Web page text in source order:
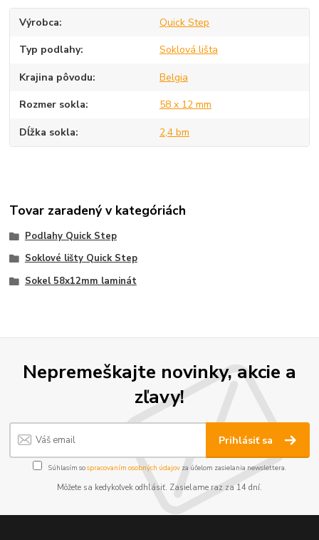
Výrobca Quick Step
Typ podlahy Soklová lišta
Krajina pôvodu Belgia
Rozmer sokla 58 x 12 mm
Dĺžka sokla 2,4 bm
Tovar zaradený v kategóriách
Podlahy Quick Step
Soklové lišty Quick Step
Sokel 58x12mm laminát
Nepremeškajte novinky, akcie a
zľavy!
Prihlásiť sa
Súhlasím sospracovaním osobných údajov za účelom zasielania newslettera.
Môžete sa kedykoľvek odhlásiť. Zasielame raz za 14 dní.